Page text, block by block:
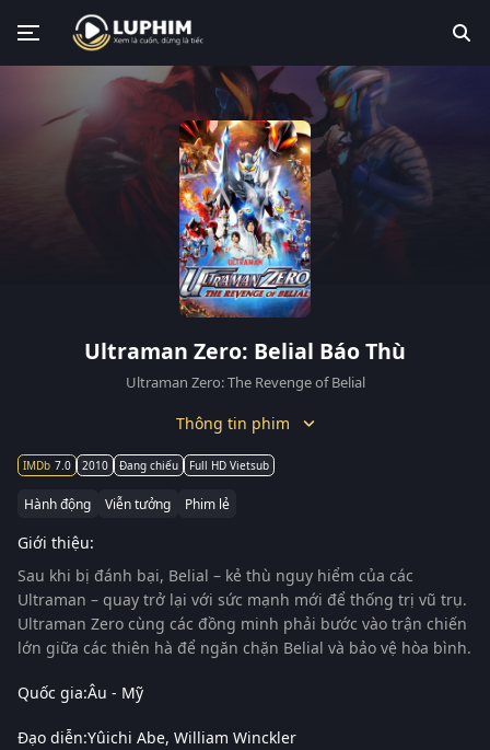
Ultraman Zero: Belial Báo Thù
Ultraman Zero: The Revenge of Belial
Thông tin phim
7.0 2010 Đang chiếu Full HD Vietsub
Hành động Viễn tưởng Phim lẻ
Giới thiệu:
Sau khi bị đánh bại, Belial – kẻ thù nguy hiểm của các
Ultraman – quay trở lại với sức mạnh mới để thống trị vũ trụ.
Ultraman Zero cùng các đồng minh phải bước vào trận chiến
lớn giữa các thiên hà để ngăn chặn Belial và bảo vệ hòa bình.
Quốc gia:Âu - Mỹ
Đạo diễn:Yûichi Abe William Winckler